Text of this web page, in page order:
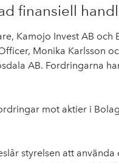
finansiell
Kamojo Invest AB
Monika Karlsson
AB. Fordringarna
mot aktier i
styrelsen att